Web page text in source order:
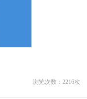
浏览次数： 2216次